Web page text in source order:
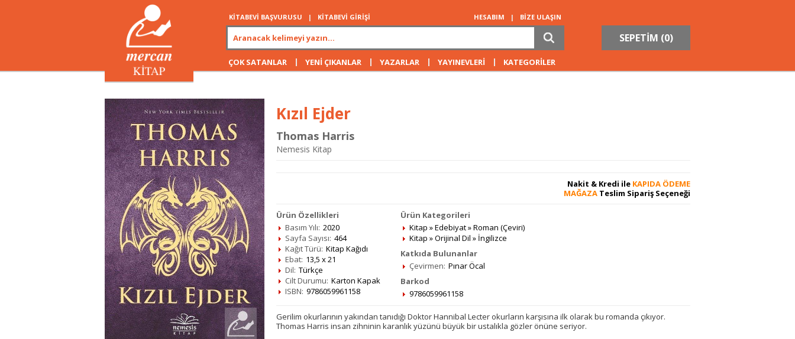
KİTABEVİ BAŞVURUSU | KİTABEVİ GİRİŞİ HESABIM | BİZE ULAŞIN
SEPETİM (0)
ÇOK SATANLAR | YENİ ÇIKANLAR | YAZARLAR | YAYINEVLERİ | KATEGORİLER
Kızıl Ejder
Thomas Harris
Nemesis Kitap
Nakit & Kredi ile KAPIDA ÖDEME
MAĞAZA Teslim Sipariş Seçeneği
Ürün Özellikleri
Basım Yılı: 2020
Sayfa Sayısı: 464
Kağıt Türü: Kitap Kağıdı
Ebat: 13,5 x 21
Dil: Türkçe
Cilt Durumu: Karton Kapak
ISBN: 9786059961158
Ürün Kategorileri
Kitap »Edebiyat»Roman (Çeviri)
Kitap »Orijinal Dil » İngilizce
Katkıda Bulunanlar
Çevirmen: Pınar Öcal
Barkod
9786059961158
Gerilim okurlarının yakından tanıdığı Doktor Hannibal Lecter okurların karşısına ilk olarak bu romanda çıkıyor.
Thomas Harris insan zihninin karanlık yüzünü büyük bir ustalıkla gözler önüne seriyor.